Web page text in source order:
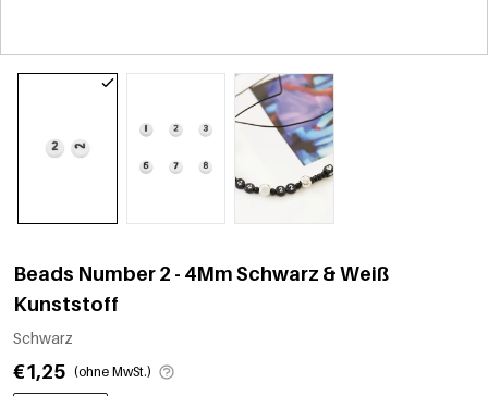
Beads Number 2 - 4Mm Schwarz & Weiß
Kunststoff
Schwarz
€1,25 (ohne MwSt.)